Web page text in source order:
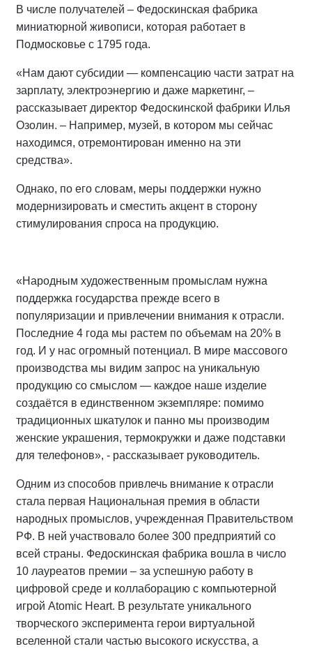
В числе получателей – Федоскинская фабрика
миниатюрной живописи, которая работает в
Подмосковье с 1795 года.
«Нам дают субсидии — компенсацию части затрат на
зарплату, электроэнергию и даже маркетинг, –
рассказывает директор Федоскинской фабрики Илья
Озолин. – Например, музей, в котором мы сейчас
находимся, отремонтирован именно на эти
средства».
Однако, по его словам, меры поддержки нужно
модернизировать и сместить акцент в сторону
стимулирования спроса на продукцию.
«Народным художественным промыслам нужна
поддержка государства прежде всего в
популяризации и привлечении внимания к отрасли.
Последние 4 года мы растем по объемам на 20% в
год. И у нас огромный потенциал. В мире массового
производства мы видим запрос на уникальную
продукцию со смыслом — каждое наше изделие
создаётся в единственном экземпляре: помимо
традиционных шкатулок и панно мы производим
женские украшения, термокружки и даже подставки
для телефонов», - рассказывает руководитель.
Одним из способов привлечь внимание к отрасли
стала первая Национальная премия в области
народных промыслов, учрежденная Правительством
РФ. В ней участвовало более 300 предприятий со
всей страны. Федоскинская фабрика вошла в число
10 лауреатов премии – за успешную работу в
цифровой среде и коллаборацию с компьютерной
игрой Atomic Heart. В результате уникального
творческого эксперимента герои виртуальной
вселенной стали частью высокого искусства, а